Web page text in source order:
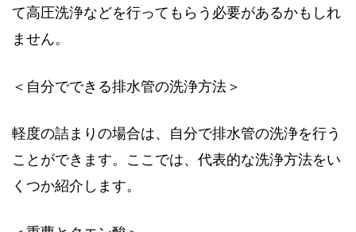
て高圧洗浄などを行ってもらう必要があるかもしれ
ません。
＜自分でできる排水管の洗浄方法＞
軽度の詰まりの場合は、自分で排水管の洗浄を行う
ことができます。ここでは、代表的な洗浄方法をい
くつか紹介します。